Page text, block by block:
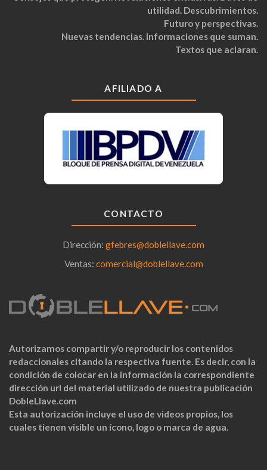
utilidad. Descubrimientos.
Futuro y perspectivas.
Nuevas tendencias. Informaciones que suman.
Textos que aclaran.
AFILIADO A
CONTACTO
Dirección: gfebres@doblellave.com
Ventas: comercial@doblellave.com
Autorizamos compartir y/o reproducir los contenidos
redaccionales citando la respectiva fuente. Es decir, con la
condición de colocar en la información la correspondiente
dirección url del material utilizado de nuestra publicación
DobleLlave.com
Esta autorización incluye el uso de videos propios, los
cuales tienen visible un ícono, logo o marca de agua.